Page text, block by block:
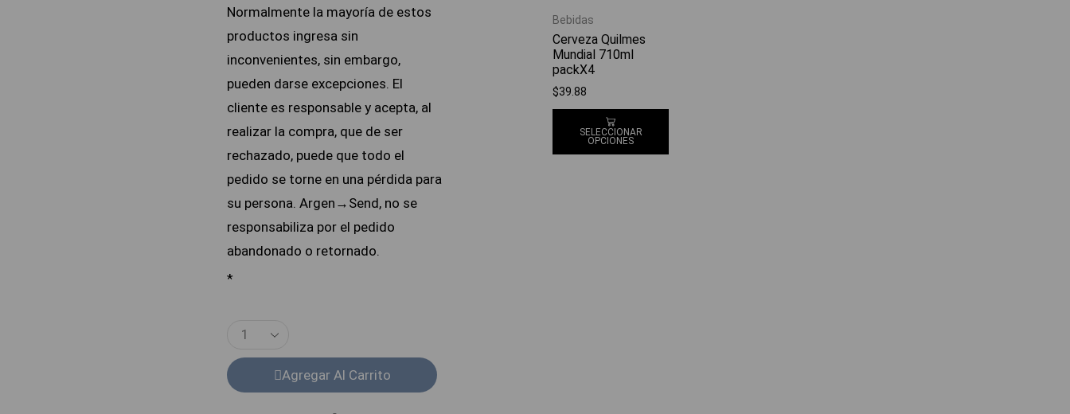
Normalmente la mayoría de estos
productos ingresa sin
inconvenientes, sin embargo,
pueden darse excepciones. El
cliente es responsable y acepta, al
realizar la compra, que de ser
rechazado, puede que todo el
pedido se torne en una pérdida para
su persona. Argen→Send, no se
responsabiliza por el pedido
abandonado o retornado.
*
Agregar Al Carrito
Bebidas
Cerveza Quilmes
Mundial 710ml
packX4
$39.88
SELECCIONAR
OPCIONES